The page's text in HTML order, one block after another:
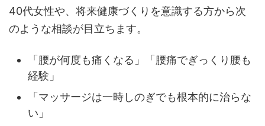
40代女性や、将来健康づくりを意識する方から次
のような相談が目立ちます。
「腰が何度も痛くなる」「腰痛でぎっくり腰も
経験」
「マッサージは一時しのぎでも根本的に治らな
い」